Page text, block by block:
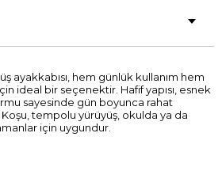
ayakkabısı, hem günlük kullanım hem
ideal bir seçenektir. Hafif yapısı, esnek
sayesinde gün boyunca rahat
tempolu yürüyüş, okulda ya da
için uygundur.